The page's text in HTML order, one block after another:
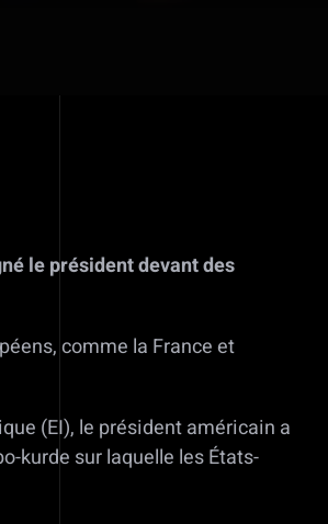
le président devant des
comme la France et
(EI), le président américain a
kurde sur laquelle les États-